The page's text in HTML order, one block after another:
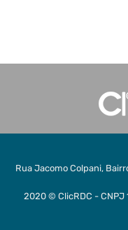
Rua Jacomo Colpani,
2020 © ClicRDC - CNPJ